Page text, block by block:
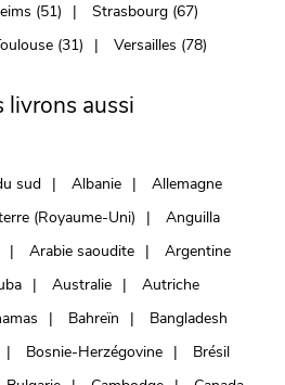
(51)
Strasbourg (67)
(31) Versailles (78)
livrons aussi
sud Albanie
Allemagne
(Royaume-Uni)
Anguilla
Arabie saoudite
Argentine
Australie
Autriche
Bahreïn
Bangladesh
Bosnie-Herzégovine
Brésil